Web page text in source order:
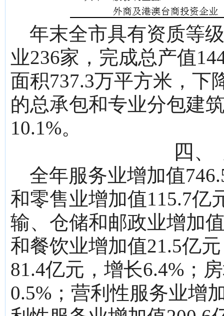
年末全市具有资质等
业236家，完成总产值
面积737.3万平方米，下
的总承包和专业分包建
10.1%。
四、
全年服务业增加值
和零售业增加值115.7亿
输、仓储和邮政业增加
和餐饮业增加值21.5亿
81.4亿元，增长6.4%；
0.5%；营利性服务业增